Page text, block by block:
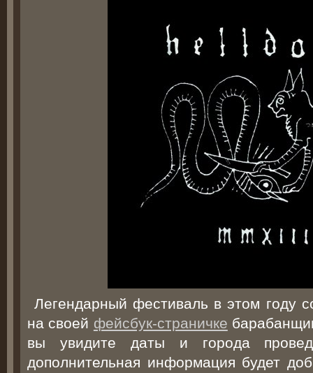
Легендарный фестиваль в этом году
на своей фейсбук-страничке
вы увидите даты и города
дополнительная информация будет